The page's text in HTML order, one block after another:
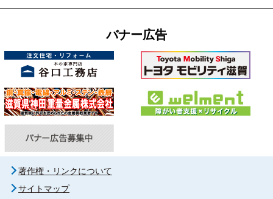
バナー広告
著作権・リンクについて
サイトマップ